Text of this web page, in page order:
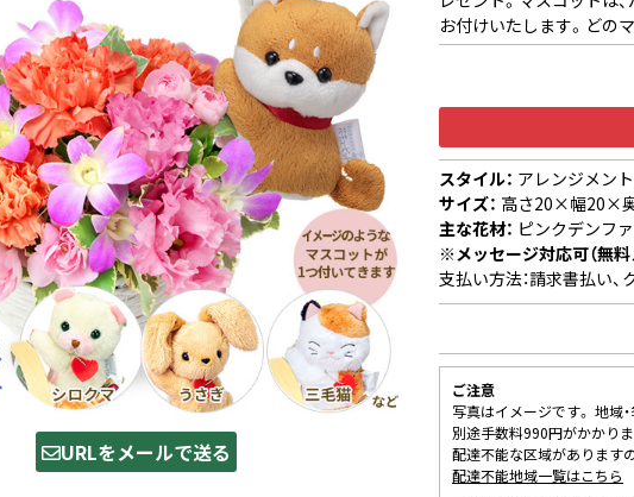
URLをメールで送る
お付けいたします。どの
スタイル： アレンジメン
サイズ： 高さ20×幅20×奥
主な花材： ピンクデンフ
※メッセージ対応可（無
支払い方法：請求書払い
ご注意
写真はイメージです。 地域
別途手数料990円がかかりま
配達不能な区域があります
配達不能地域一覧はこちら